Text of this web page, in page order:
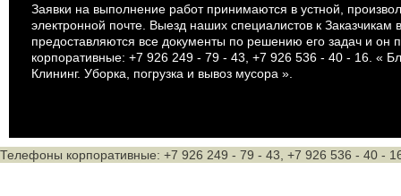
Заявки на выполнение работ принимаются в устной,
электронной почте. Выезд наших специалистов к
предоставляются все документы по решению его задач и
корпоративные: +7 926 249 - 79 - 43, +7 926 536 - 40 - 16. «
Клининг. Уборка, погрузка и вывоз мусора ».
Телефоны корпоративные: +7 926 249 - 79 - 43, +7 926 536 - 40 -